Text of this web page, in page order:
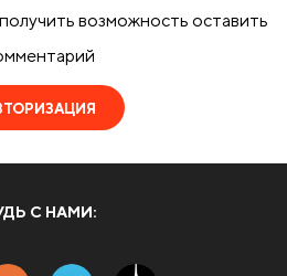
возможность оставить
С НАМИ: